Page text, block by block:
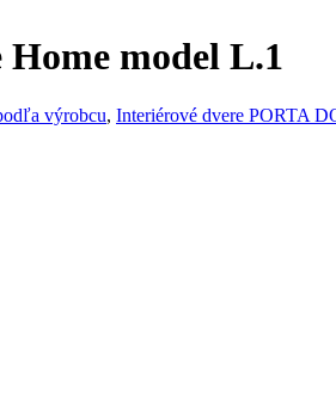
model L.1
výrobcu, Interiérové dvere PORTA